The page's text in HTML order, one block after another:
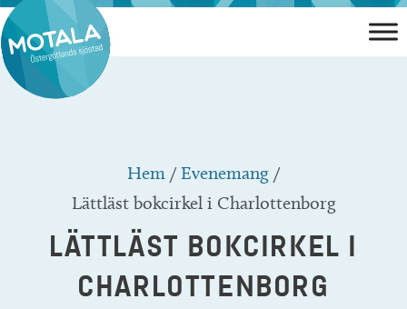
Hoppa
till
innehåll
Hem /Evenemang /
Lättläst bokcirkel i Charlottenborg
LÄTTLÄST BOKCIRKEL I
CHARLOTTENBORG